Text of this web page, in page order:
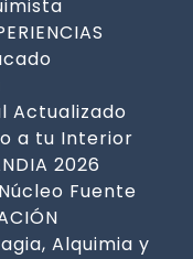
Actualizado
a tu Interior
2026
Fuente
Alquimia y